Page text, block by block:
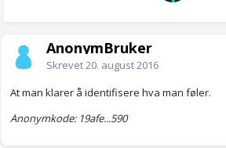
AnonymBruker
Skrevet20. august 2016
At man klarer å identifisere hva man føler.
Anonymkode: 19afe...590